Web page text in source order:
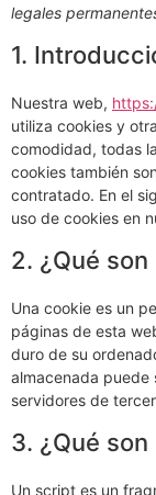
legales
1.
Nuestra web,
utiliza cookies y
comodidad, todas
cookies también
contratado. En el
uso de cookies en
2. ¿Qué
Una cookie es un
páginas de esta
duro de su
almacenada puede
servidores de
3. ¿Qué
Un script es un